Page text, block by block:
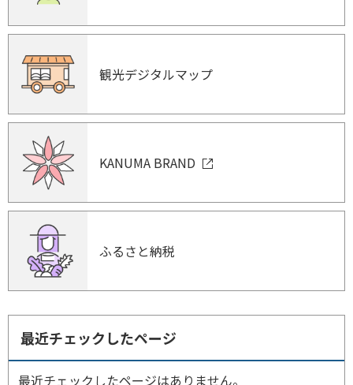
観光デジタルマップ
KANUMA BRAND
ふるさと納税
最近チェックしたページ
最近チェックしたページはありません。